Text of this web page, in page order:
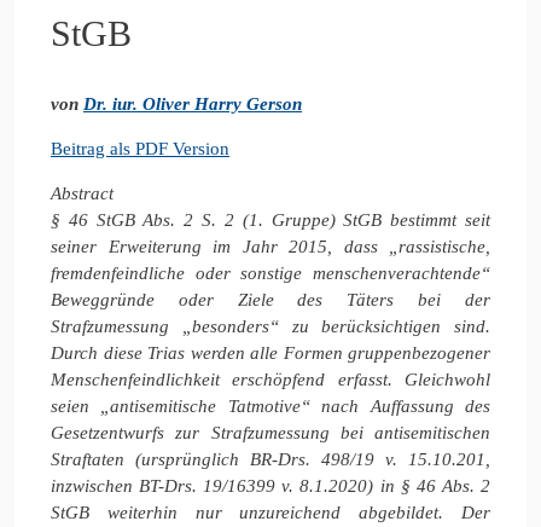
StGB
von Dr. iur. Oliver Harry Gerson
Beitrag als PDF Version
Abstract
§ 46 StGB Abs. 2 S. 2 (1. Gruppe) StGB bestimmt seit
seiner Erweiterung im Jahr 2015, dass „rassistische,
fremdenfeindliche oder sonstige menschenverachtende“
Beweggründe oder Ziele des Täters bei der
Strafzumessung „besonders“ zu berücksichtigen sind.
Durch diese Trias werden alle Formen gruppenbezogener
Menschenfeindlichkeit erschöpfend erfasst. Gleichwohl
seien „antisemitische Tatmotive“ nach Auffassung des
Gesetzentwurfs zur Strafzumessung bei antisemitischen
Straftaten (ursprünglich BR-Drs. 498/19 v. 15.10.201,
inzwischen BT-Drs. 19/16399 v. 8.1.2020) in § 46 Abs. 2
StGB weiterhin nur unzureichend abgebildet. Der